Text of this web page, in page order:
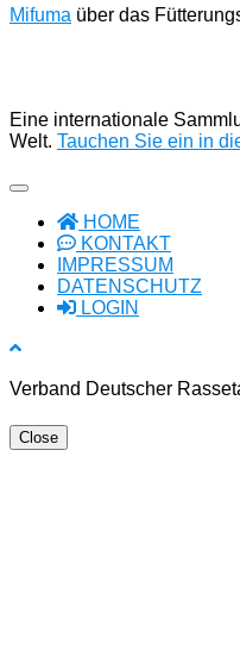
Mifuma über das
Eine internationale
Welt. Tauchen Sie ein in
HOME
KONTAKT
IMPRESSUM
DATENSCHUTZ
LOGIN
Verband Deutscher
Close